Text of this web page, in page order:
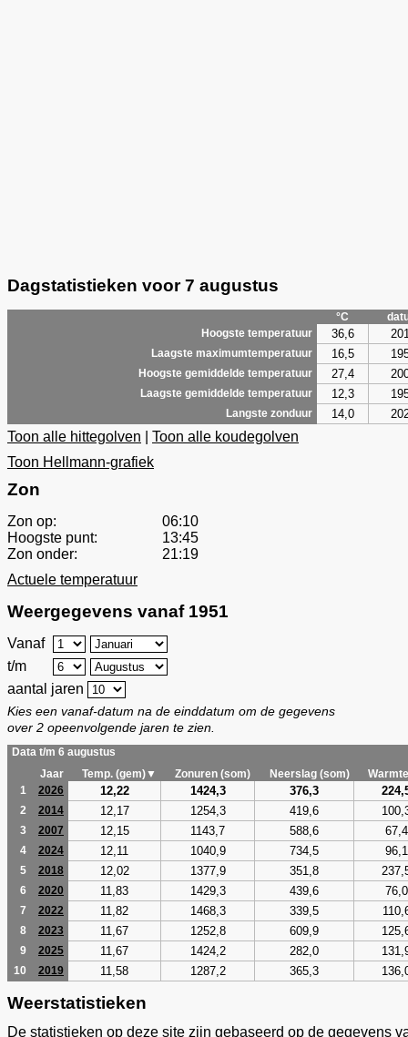
Dagstatistieken voor 7 augustus
°C
Hoogste temperatuur
36,6
Laagste maximumtemperatuur 16,5
Hoogste gemiddelde temperatuur 27,4
Laagste gemiddelde temperatuur 12,3
Langste zonduur 14,0
Toon alle hittegolven
Toon alle koudegolven
Toon Hellmann-grafiek
Zon
Zon op:
06:10
Hoogste punt:
13:45
Zon onder:
21:19
Actuele temperatuur
Weergegevens vanaf 1951
Vanaf
t/m
aantal jaren
Kies een vanaf-datum na de einddatum om de gegevens
over 2 opeenvolgende jaren te zien.
Data t/m 6 augustus
Jaar
Temp. (gem)▼ Zonuren (som) Neerslag (som)
1
2026 12,22 1424,3 376,3
2 2014 12,17 1254,3 419,6
3 2007 12,15 1143,7 588,6 67,4
4 2024 12,11 1040,9 734,5 96,1
5 2018 12,02 1377,9 351,8
6 2020 11,83 1429,3 439,6 76,0
7 2022 11,82 1468,3 339,5
8 2023 11,67 1252,8 609,9
9 2025 11,67 1424,2 282,0
10 2019 11,58 1287,2 365,3
Weerstatistieken
De statistieken op deze site zijn gebaseerd op de gegevens